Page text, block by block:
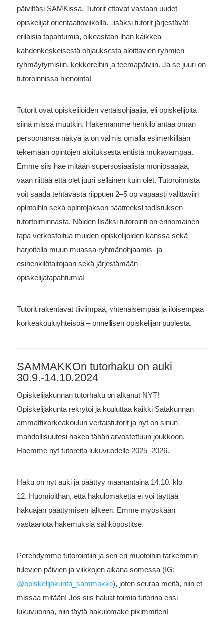
päiviltäsi SAMKissa. Tutorit ottavat vastaan uudet
opiskelijat orientaatioviikolla. Lisäksi tutorit järjestävät
erilaisia tapahtumia, oikeastaan ihan kaikkea
kahdenkeskeisestä ohjauksesta aloittavien ryhmien
ryhmäytymisiin, kekkereihin ja teemapäiviin. Ja se juuri on
tutoroinnissa hienointa!
Tutorit ovat opiskelijoiden vertaisohjaajia, eli opiskelijoita
siinä missä muutkin. Hakemamme henkilö antaa oman
persoonansa näkyä ja on valmis omalla esimerkillään
tekemään opintojen aloituksesta entistä mukavampaa.
Emme siis hae mitään supersosiaalista moniosaajaa,
vaan riittää että olet juuri sellainen kuin olet. Tutoroinnista
voit saada tehtävästä riippuen 2–5 op vapaasti valittaviin
opintoihin sekä opintojakson päätteeksi todistuksen
tutortoiminnasta. Näiden lisäksi tutorointi on erinomainen
tapa verkostoitua muiden opiskelijoiden kanssa sekä
harjoitella muun muassa ryhmänohjaamis- ja
esihenkilötaitojaan sekä järjestämään
opiskelijatapahtumia!
Tutorit rakentavat tiiviimpää, yhtenäisempää ja iloisempaa
korkeakouluyhteisöä – onnellisen opiskelijan puolesta.
SAMMAKKOn tutorhaku on auki
30.9.-14.10.2024
Opiskelijakunnan tutorhaku on alkanut NYT!
Opiskelijakunta rekrytoi ja kouluttaa kaikki Satakunnan
ammattikorkeakoulun vertaistutorit ja nyt on sinun
mahdollisuutesi hakea tähän arvostettuun joukkoon.
Haemme nyt tutoreita lukuvuodelle 2025–2026.
Haku on nyt auki ja päättyy maanantaina 14.10. klo
12. Huomioithan, että hakulomaketta ei voi täyttää
hakuajan päättymisen jälkeen. Emme myöskään
vastaanota hakemuksia sähköpostitse.
Perehdymme tutorointiin ja sen eri muotoihin tarkemmin
tulevien päivien ja viikkojen aikana somessa (IG:
@opiskelijakunta_sammakko), joten seuraa meitä, niin et
missaa mitään! Jos siis haluat toimia tutorina ensi
lukuvuonna, niin täytä hakulomake pikimmiten!